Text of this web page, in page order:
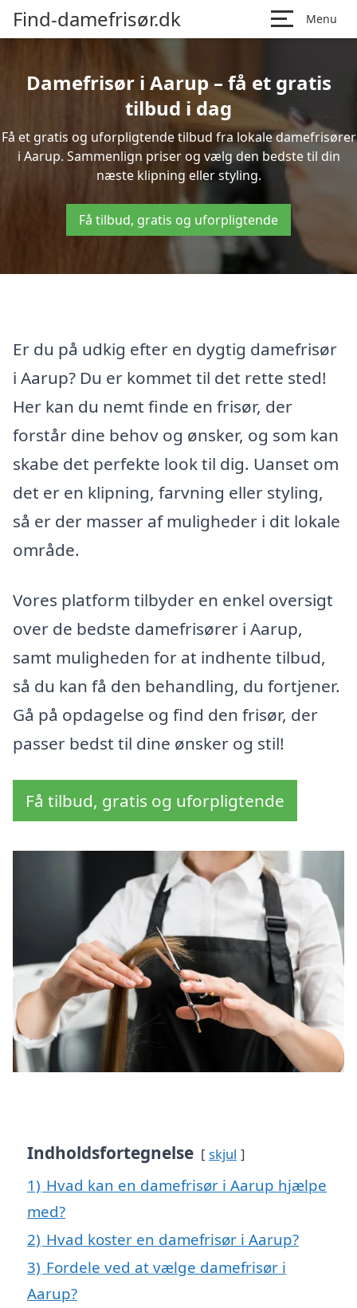
Find-damefrisør.dk Menu
Damefrisør i Aarup – få et gratis
tilbud i dag
Få et gratis og uforpligtende tilbud fra lokale damefrisører
i Aarup. Sammenlign priser og vælg den bedste til din
næste klipning eller styling.
Få tilbud, gratis og uforpligtende
Er du på udkig efter en dygtig damefrisør
i Aarup? Du er kommet til det rette sted!
Her kan du nemt finde en frisør, der
forstår dine behov og ønsker, og som kan
skabe det perfekte look til dig. Uanset om
det er en klipning, farvning eller styling,
så er der masser af muligheder i dit lokale
område.
Vores platform tilbyder en enkel oversigt
over de bedste damefrisører i Aarup,
samt muligheden for at indhente tilbud,
så du kan få den behandling, du fortjener.
Gå på opdagelse og find den frisør, der
passer bedst til dine ønsker og stil!
Få tilbud, gratis og uforpligtende
Indholdsfortegnelse skjul
1) Hvad kan en damefrisør i Aarup hjælpe
med?
2) Hvad koster en damefrisør i Aarup?
3) Fordele ved at vælge damefrisør i
Aarup?